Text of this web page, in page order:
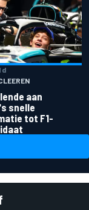
d
aan
snelle
tot F1-